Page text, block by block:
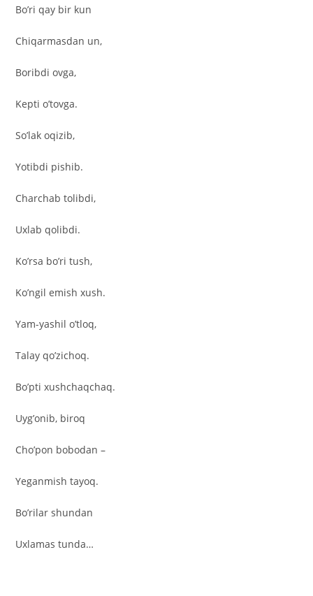
Bo’ri qay bir kun
Chiqarmasdan un,
Boribdi ovga,
Kepti o’tovga.
So’lak oqizib,
Yotibdi pishib.
Charchab tolibdi,
Uxlab qolibdi.
Ko’rsa bo’ri tush,
Ko’ngil emish xush.
Yam-yashil o’tloq,
Talay qo’zichoq.
Bo’pti xushchaqchaq.
Uyg’onib, biroq
Cho’pon bobodan –
Yeganmish tayoq.
Bo’rilar shundan
Uxlamas tunda…